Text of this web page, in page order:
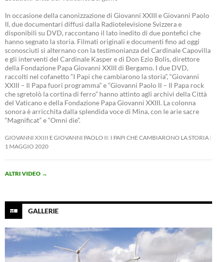
In occasione della canonizzazione di Giovanni XXIII e Giovanni Paolo
II, due documentari diffusi dalla Radiotelevisione Svizzera e
disponibili su DVD, raccontano il lato inedito di due pontefici che
hanno segnato la storia. Filmati originali e documenti fino ad oggi
sconosciuti si alternano con la testimonianza del Cardinale Capovilla
e gli interventi del Cardinale Kasper e di Don Ezio Bolis, direttore
della Fondazione Papa Giovanni XXIII di Bergamo. I due DVD,
raccolti nel cofanetto “I Papi che cambiarono la storia”, “Giovanni
XXIII – Il Papa fuori programma” e “Giovanni Paolo II – Il Papa rock
che sgretolò la cortina di ferro” hanno attinto agli archivi della Città
del Vaticano e della Fondazione Papa Giovanni XXIII. La colonna
sonora è arricchita dalla splendida voce di Mina, con le arie sacre
“Magnificat” e “Omni die”.
GIOVANNI XXIII E GIOVANNI PAOLO II: I PAPI CHE CAMBIARONO LA STORIA
1 MAGGIO 2020
ALTRI VIDEO →
GALLERIE